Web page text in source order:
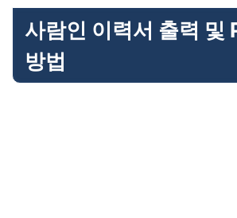
사람인 이력서 출력 및
방법